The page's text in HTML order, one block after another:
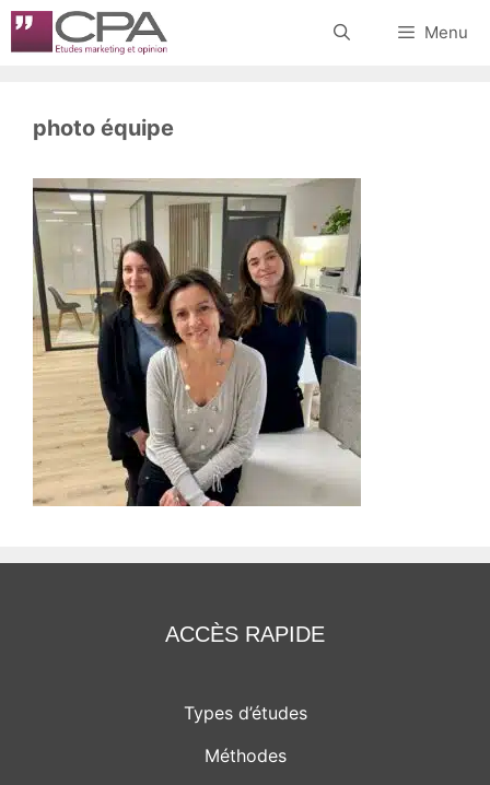
Aller
au
Menu
photo équipe
ACCÈS RAPIDE
Types d’études
Méthodes